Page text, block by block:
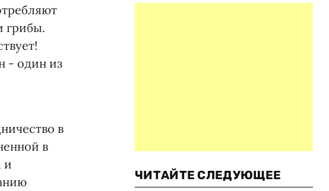
грибы.
- один из
в
в
и
ЧИТАЙТЕ СЛЕДУЮЩЕЕ